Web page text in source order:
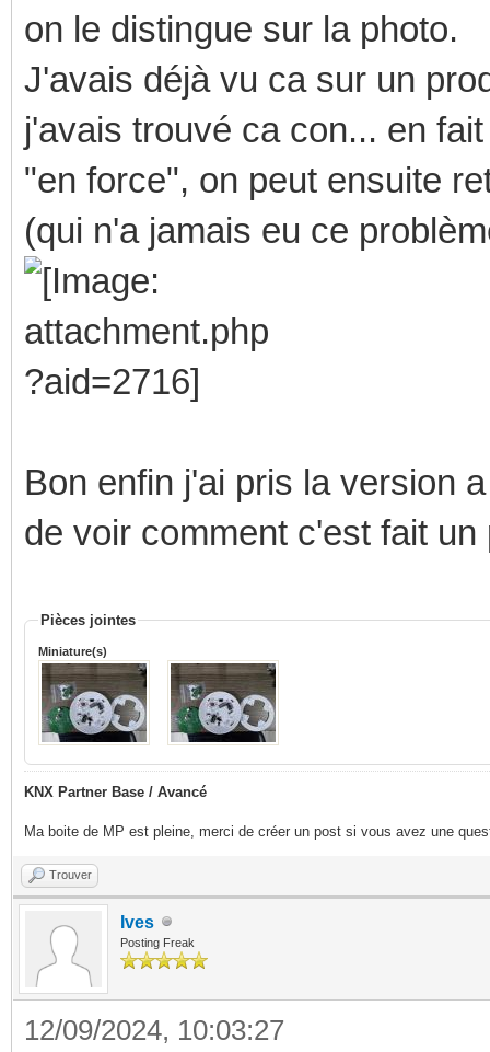
on le distingue sur la photo.
J'avais déjà vu ca sur un
j'avais trouvé ca con... en
"en force", on peut ensuite
(qui n'a jamais eu ce
Bon enfin j'ai pris la version
de voir comment c'est fait
Pièces jointes
Miniature(s)
KNX Partner Base / Avancé
Ma boite de MP est pleine, merci de créer un post si vous avez une
Trouver
Ives
Posting Freak
12/09/2024, 10:03:27